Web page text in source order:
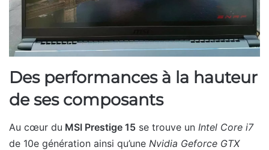
Des performances à la hauteur
de ses composants
Au cœur du MSI Prestige 15 se trouve un Intel Core i7
de 10e génération ainsi qu’une Nvidia Geforce GTX